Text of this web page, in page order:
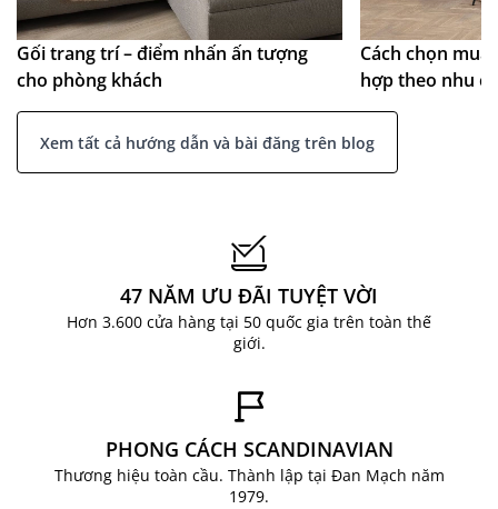
Gối trang trí – điểm nhấn ấn tượng
cho phòng khách
Cách chọn
hợp theo nhu
Xem tất cả hướng dẫn và bài đăng trên blog
47 NĂM ƯU ĐÃI TUYỆT VỜI
Hơn 3.600 cửa hàng tại 50 quốc gia trên toàn thế
giới.
PHONG CÁCH SCANDINAVIAN
Thương hiệu toàn cầu. Thành lập tại Đan Mạch năm
1979.